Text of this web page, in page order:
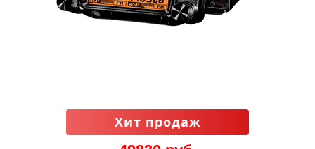
Хит продаж